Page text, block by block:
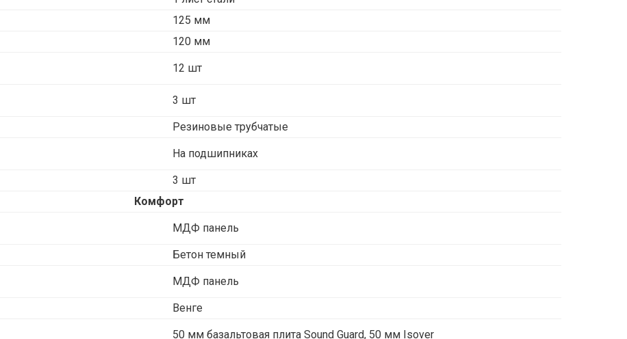
125 мм
120 мм
12 шт
3 шт
Резиновые трубчатые
На подшипниках
3 шт
Комфорт
МДФ панель
Бетон темный
МДФ панель
Венге
50 мм базальтовая плита Sound Guard, 50 мм Isover